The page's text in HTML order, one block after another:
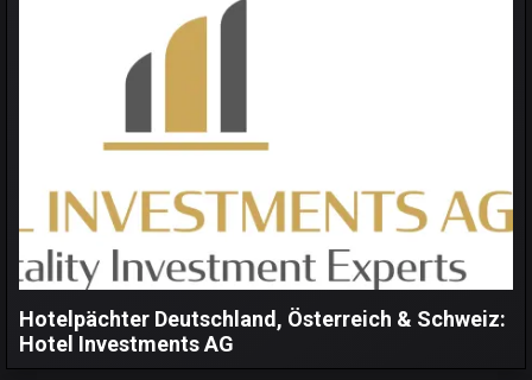
Hotelpächter Deutschland, Österreich & Schweiz:
Hotel Investments AG